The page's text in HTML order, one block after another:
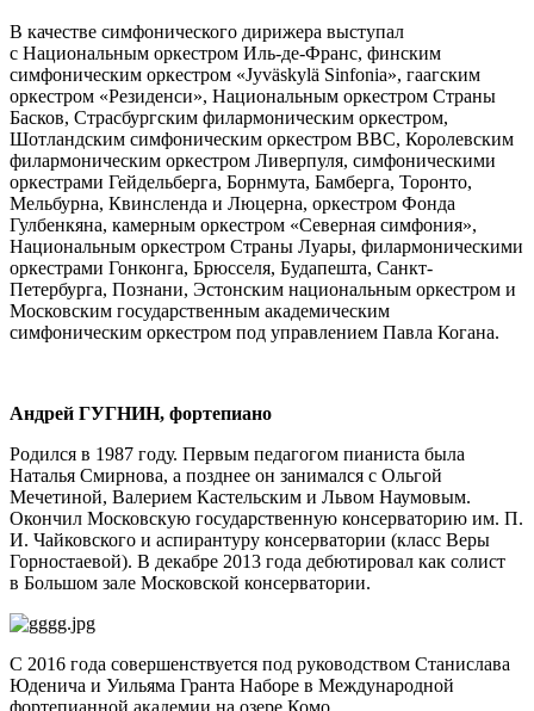
В качестве симфонического дирижера выступал
с Национальным оркестром Иль-де-Франс, финским
симфоническим оркестром «Jyväskylä Sinfonia», гаагским
оркестром «Резиденси», Национальным оркестром Страны
Басков, Страсбургским филармоническим оркестром,
Шотландским симфоническим оркестром BBC, Королевским
филармоническим оркестром Ливерпуля, симфоническими
оркестрами Гейдельберга, Борнмута, Бамберга, Торонто,
Мельбурна, Квинсленда и Люцерна, оркестром Фонда
Гулбенкяна, камерным оркестром «Северная симфония»,
Национальным оркестром Страны Луары, филармоническими
оркестрами Гонконга, Брюсселя, Будапешта, Санкт-
Петербурга, Познани, Эстонским национальным оркестром и
Московским государственным академическим
симфоническим оркестром под управлением Павла Когана.
Андрей ГУГНИН, фортепиано
Родился в 1987 году. Первым педагогом пианиста была
Наталья Смирнова, а позднее он занимался с Ольгой
Мечетиной, Валерием Кастельским и Львом Наумовым.
Окончил Московскую государственную консерваторию им. П.
И. Чайковского и аспирантуру консерватории (класс Веры
Горностаевой). В декабре 2013 года дебютировал как солист
в Большом зале Московской консерватории.
С 2016 года совершенствуется под руководством Станислава
Юденича и Уильяма Гранта Наборе в Международной
фортепианной академии на озере Комо.